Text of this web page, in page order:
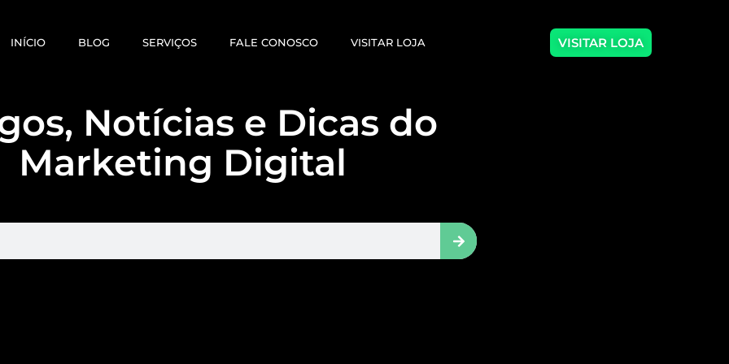
INÍCIO BLOG SERVIÇOS FALE CONOSCO VISITAR LOJA VISITAR LOJA
Notícias e Dicas do
Marketing Digital